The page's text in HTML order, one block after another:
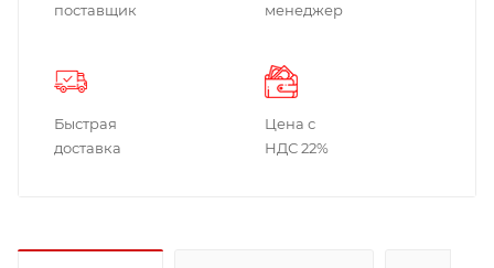
поставщик
менеджер
Быстрая
доставка
Цена с
НДС 22%